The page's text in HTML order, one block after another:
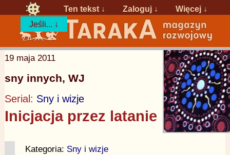
Ten tekst ↓ Zaloguj ↓
Więcej ↓
Jeśli... ↓
19 maja 2011
sny innych, WJ
Serial: Sny i wizje
Inicjacja przez latanie
Kategoria: Sny i wizje